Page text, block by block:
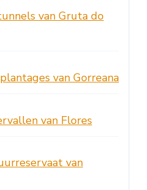
van Gruta do
van Gorreana
van Flores
van